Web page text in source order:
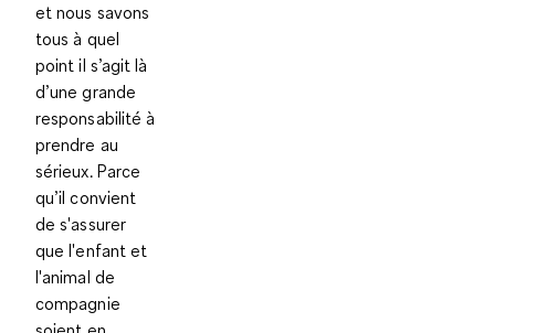
et nous savons
tous à quel
point il s’agit là
d’une grande
responsabilité à
prendre au
sérieux. Parce
qu’il convient
de s'assurer
que l'enfant et
l'animal de
compagnie